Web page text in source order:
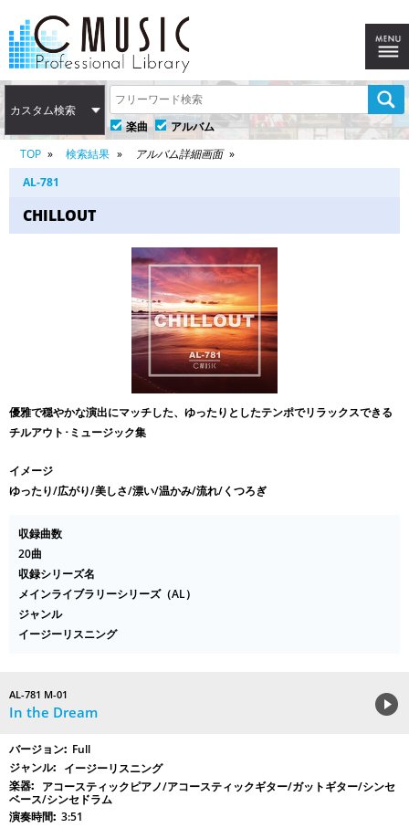
カスタム検索
楽曲
アルバム
TOP
検索結果
アルバム詳細画面
AL-781
CHILLOUT
優雅で穏やかな演出にマッチした、ゆったりとしたテンポでリラックスできる
チルアウト･ミュージック集
イメージ
ゆったり/広がり/美しさ/漂い/温かみ/流れ/くつろぎ
収録曲数
20曲
収録シリーズ名
メインライブラリーシリーズ（AL）
ジャンル
イージーリスニング
AL-781 M-01
In the Dream
Full
イージーリスニング
アコースティックピアノ/アコースティックギター/ガットギター/シンセ
ベース/シンセドラム
3:51